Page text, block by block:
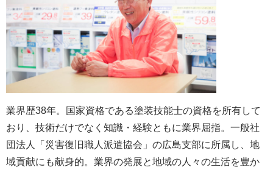
業界歴38年。国家資格である塗装技能士の資格を所有して
おり、技術だけでなく知識・経験ともに業界屈指。一般社
団法人「災害復旧職人派遣協会」の広島支部に所属し、地
域貢献にも献身的。業界の発展と地域の人々の生活を豊か